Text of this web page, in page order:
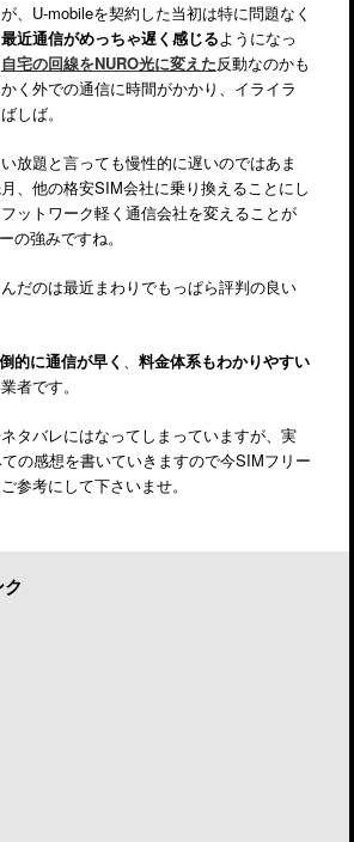
、U-mobileを契約した当初は特に問題なく
最近通信がめっちゃ遅く感じるようになっ
自宅の回線をNURO光に変えた反動なのかも
く外での通信に時間がかかり、イライラ
しば。
放題と言っても慢性的に遅いのではあま
、他の格安SIM会社に乗り換えることにし
ットワーク軽く通信会社を変えることが
の強みですね。
だのは最近まわりでもっぱら評判の良い
的に通信が早く 、 料金体系もわかりやすい
者です。
タバレにはなってしまっていますが、実
の感想を書いていきますので今SIMフリー
参考にして下さいませ。